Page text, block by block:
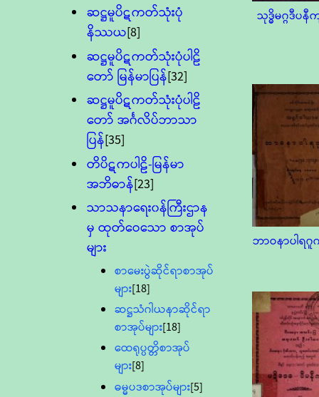
ဆဋ္ဌမူပိဋကတ်သုံးပုံ
နိဿယ[8]
ဆဋ္ဌမူပိဋကတ်သုံးပုံပါဠိ
တော် မြန်မာပြန်[32]
ဆဋ္ဌမူပိဋကတ်သုံးပုံပါဠိ
တော် အင်္ဂလိပ်ဘာသာ
ပြန်[35]
တိပိဋကပါဠိ-မြန်မာ
အဘိဓာန်[23]
သာသနာရေး၀န်ကြီးဌာန
မှ ထုတ်ဝေသော စာအုပ်
များ
စာမေးပွဲဆိုင်ရာစာအုပ်
များ[18]
ဆဋ္ဌသံဂါယနာဆိုင်ရာ
စာအုပ်များ[18]
ထေရုပ္ပတ္တိစာအုပ်
များ[8]
ဓမ္မပဒစာအုပ်များ[5]
သုဒ္ဓိမဂ္ဂဒီပနီက
ဘာဝနာပါရဂူ